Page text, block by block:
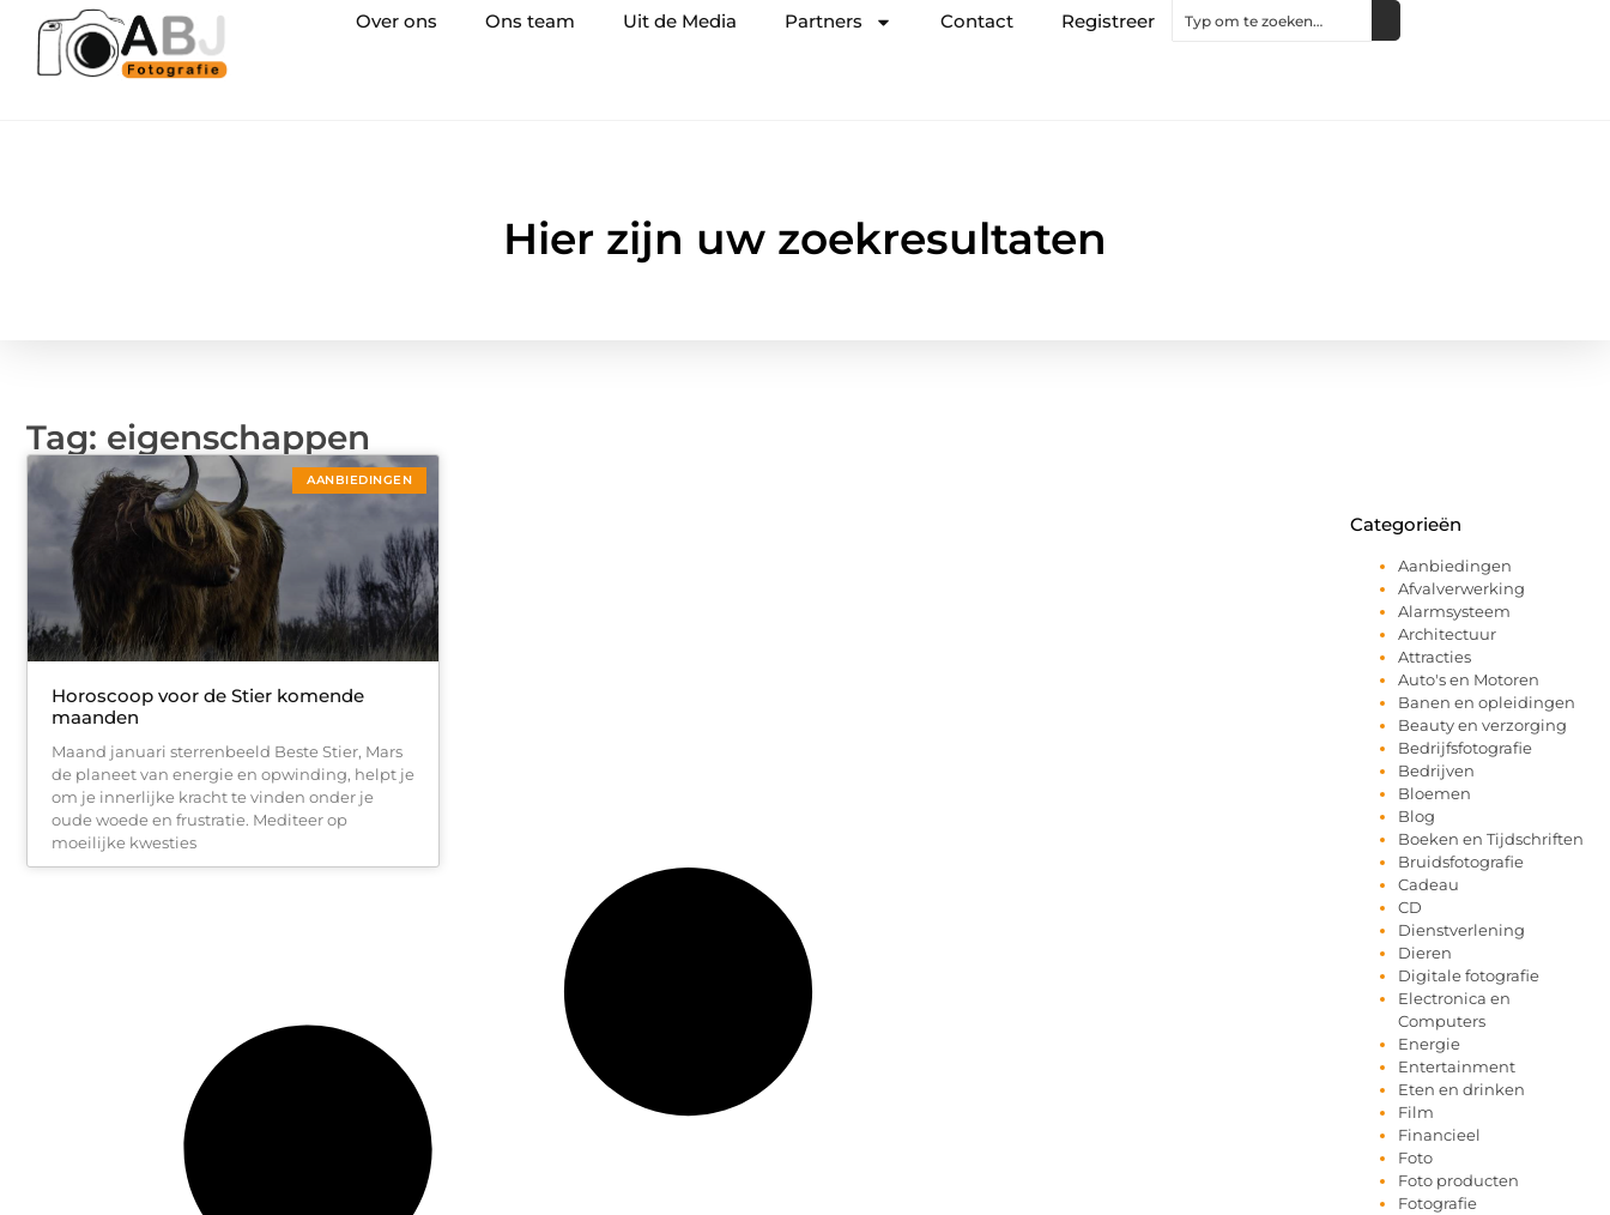
Over ons Ons team Uit de Media Partners Contact Registreer
Hier zijn uw zoekresultaten
Tag: eigenschappen
AANBIEDINGEN
Horoscoop voor de Stier komende
maanden
Maand januari sterrenbeeld Beste Stier, Mars
de planeet van energie en opwinding, helpt je
om je innerlijke kracht te vinden onder je
oude woede en frustratie. Mediteer op
moeilijke kwesties
Categorieën
Aanbiedingen
Afvalverwerking
Alarmsysteem
Architectuur
Attracties
Auto's en Motoren
Banen en opleidingen
Beauty en verzorging
Bedrijfsfotografie
Bedrijven
Bloemen
Blog
Boeken en Tijdschriften
Bruidsfotografie
Cadeau
CD
Dienstverlening
Dieren
Digitale fotografie
Electronica en
Computers
Energie
Entertainment
Eten en drinken
Film
Financieel
Foto
Foto producten
Fotografie